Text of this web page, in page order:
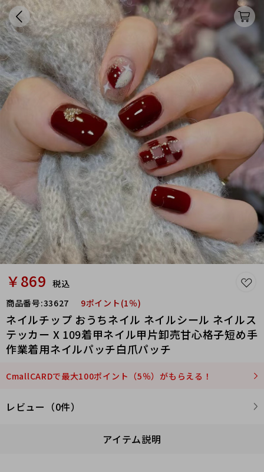
￥869 税込
商品番号:33627 9ポイント(1％)
ネイルチップ おうちネイル ネイルシール ネイルス
テッカー X 109着甲ネイル甲片卸売甘心格子短め手
作業着用ネイルパッチ白爪パッチ
CmallCARDで最大100ポイント（5％）がもらえる！
レビュー（0件）
アイテム説明